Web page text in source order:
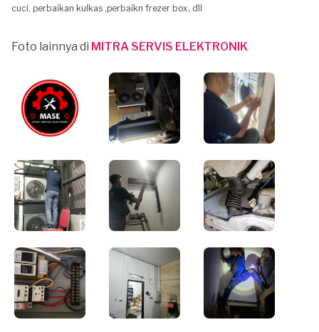
cuci, perbaikan kulkas ,perbaikn frezer box, dll
Foto lainnya di MITRA SERVIS ELEKTRONIK